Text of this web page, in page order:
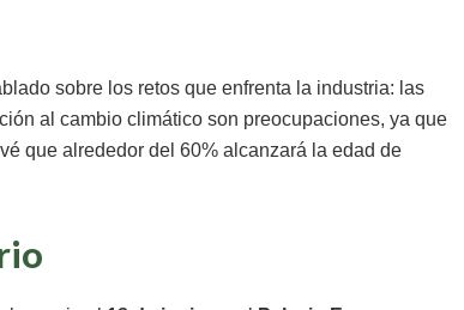
sobre los retos que enfrenta la industria: las
al cambio climático son preocupaciones, ya que
que alrededor del 60% alcanzará la edad de